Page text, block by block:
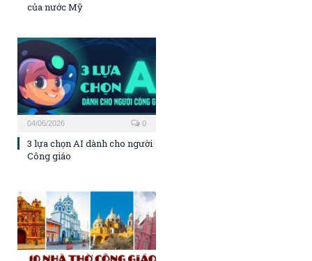
của nước Mỹ
04/06/2026 0
3 lựa chọn AI dành cho người
Công giáo